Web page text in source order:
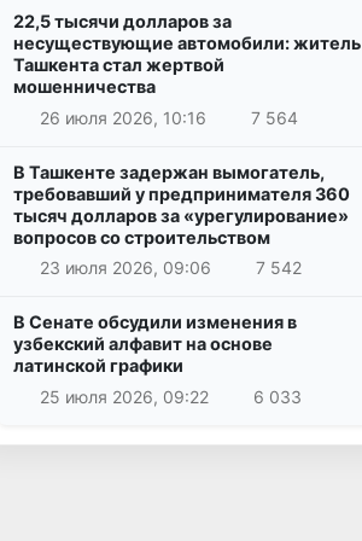
22,5 тысячи долларов за
несуществующие автомобили: житель
Ташкента стал жертвой
мошенничества
26 июля 2026, 10:16
7 564
В Ташкенте задержан вымогатель,
требовавший у предпринимателя 360
тысяч долларов за «урегулирование»
вопросов со строительством
23 июля 2026, 09:06
7 542
В Сенате обсудили изменения в
узбекский алфавит на основе
латинской графики
25 июля 2026, 09:22
6 033